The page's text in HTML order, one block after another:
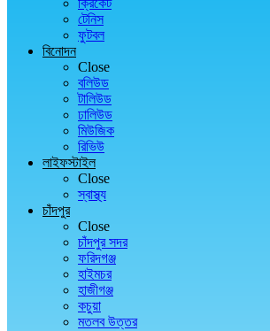
ক্রিকেট
টেনিস
ফুটবল
বিনোদন
Close
বলিউড
টালিউড
ঢালিউড
মিউজিক
রিভিউ
লাইফস্টাইল
Close
স্বাস্থ্য
চাঁদপুর
Close
চাঁদপুর সদর
ফরিদগঞ্জ
হাইমচর
হাজীগঞ্জ
কচুয়া
মতলব উত্তর